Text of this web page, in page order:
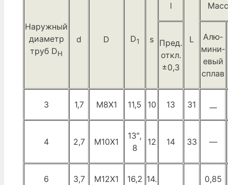
Наружный
диаметр
труб DH
d D D1 s
l
L
Пред.
откл.
±0,3
Алю­
мини­
евый
сплав
3 1,7 М8Х1 11,5 10 13 31
4 2,7 М10Х1
13″,
8
12 14 33 —
6 3,7 М12Х1 16,2 14.
0,85